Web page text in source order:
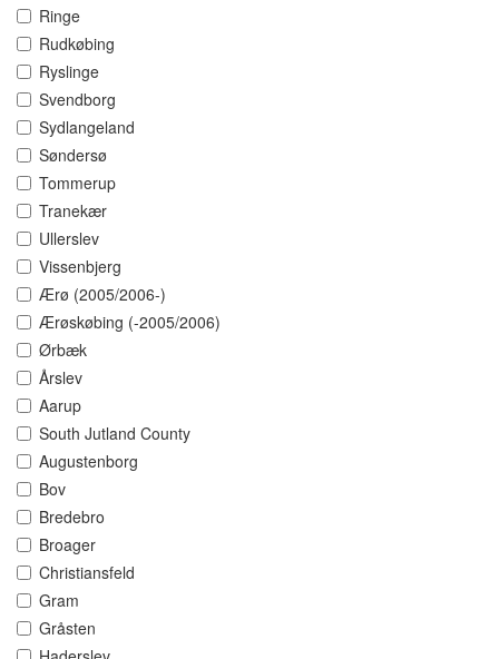
Ringe
Rudkøbing
Ryslinge
Svendborg
Sydlangeland
Søndersø
Tommerup
Tranekær
Ullerslev
Vissenbjerg
Ærø (2005/2006-)
Ærøskøbing (-2005/2006)
Ørbæk
Årslev
Aarup
South Jutland County
Augustenborg
Bov
Bredebro
Broager
Christiansfeld
Gram
Gråsten